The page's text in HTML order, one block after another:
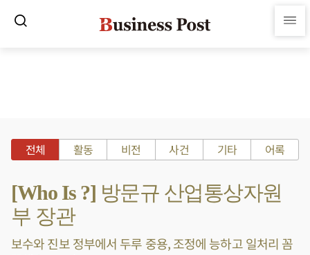
전체 활동 비전 사건 기타 어록
[Who Is ?] 방문규 산업통상자원
부 장관
보수와 진보 정부에서 두루 중용, 조정에 능하고 일처리 꼼